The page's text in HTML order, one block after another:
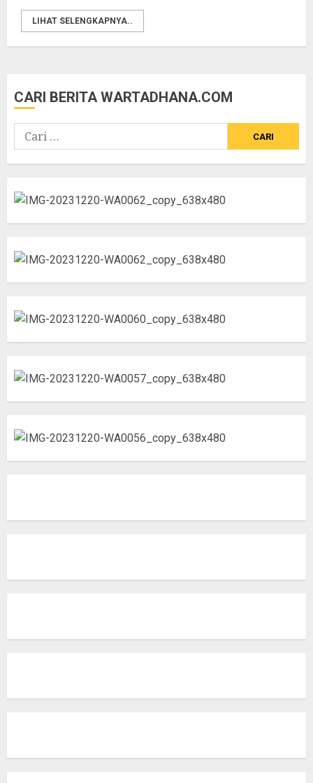
LIHAT SELENGKAPNYA..
CARI BERITA WARTADHANA.COM
Cari
untuk: